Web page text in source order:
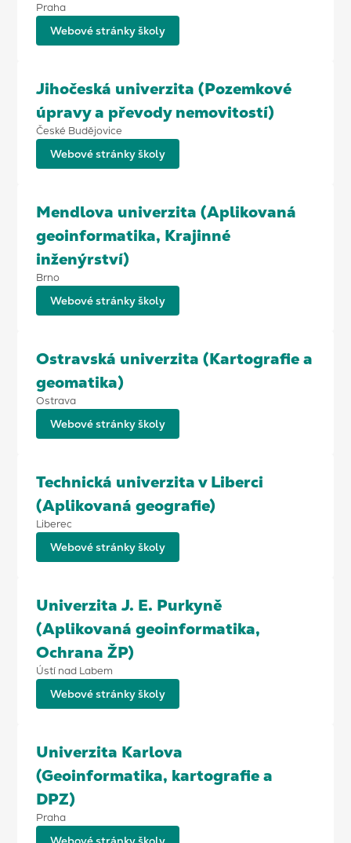
Praha
Webové stránky školy
Jihočeská univerzita (Pozemkové
úpravy a převody nemovitostí)
České Budějovice
Webové stránky školy
Mendlova univerzita (Aplikovaná
geoinformatika, Krajinné
inženýrství)
Brno
Webové stránky školy
Ostravská univerzita (Kartografie a
geomatika)
Ostrava
Webové stránky školy
Technická univerzita v Liberci
(Aplikovaná geografie)
Liberec
Webové stránky školy
Univerzita J. E. Purkyně
(Aplikovaná geoinformatika,
Ochrana ŽP)
Ústí nad Labem
Webové stránky školy
Univerzita Karlova
(Geoinformatika, kartografie a
DPZ)
Praha